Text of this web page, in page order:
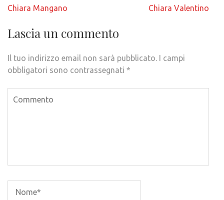
Navigazione
Chiara Mangano Chiara Valentino
Lascia un commento
Il tuo indirizzo email non sarà pubblicato.
I campi
obbligatori sono contrassegnati *